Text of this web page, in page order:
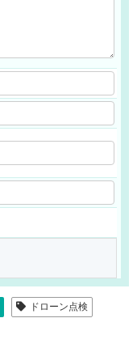
ドローン点検